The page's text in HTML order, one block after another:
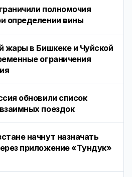
полномочия
определении вины
жары в Бишкеке и Чуйской
ограничения
обновили список
поездок
начнут назначать
приложение «Тундук»